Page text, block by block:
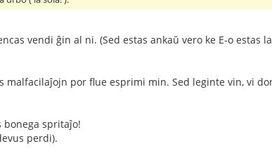
vendi ĝin al ni. (Sed estas ankaŭ vero ke E-o estas
por flue esprimi min. Sed leginte vin, vi
bonega spritaĵo!
perdi).